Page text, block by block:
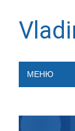
МЕНЮ